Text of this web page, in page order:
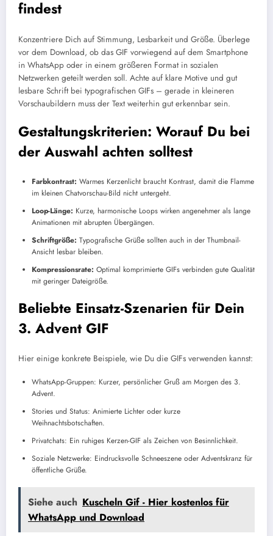
findest
Konzentriere Dich auf Stimmung, Lesbarkeit und Größe. Überlege
vor dem Download, ob das GIF vorwiegend auf dem Smartphone
in WhatsApp oder in einem größeren Format in sozialen
Netzwerken geteilt werden soll. Achte auf klare Motive und gut
lesbare Schrift bei typografischen GIFs – gerade in kleineren
Vorschaubildern muss der Text weiterhin gut erkennbar sein.
Gestaltungskriterien: Worauf Du bei
der Auswahl achten solltest
Farbkontrast: Warmes Kerzenlicht braucht Kontrast, damit die Flamme
im kleinen Chatvorschau-Bild nicht untergeht.
Loop-Länge: Kurze, harmonische Loops wirken angenehmer als lange
Animationen mit abrupten Übergängen.
Schriftgröße: Typografische Grüße sollten auch in der Thumbnail-
Ansicht lesbar bleiben.
Kompressionsrate: Optimal komprimierte GIFs verbinden gute Qualität
mit geringer Dateigröße.
Beliebte Einsatz-Szenarien für Dein
3. Advent GIF
Hier einige konkrete Beispiele, wie Du die GIFs verwenden kannst:
WhatsApp-Gruppen: Kurzer, persönlicher Gruß am Morgen des 3.
Advent.
Stories und Status: Animierte Lichter oder kurze
Weihnachtsbotschaften.
Privatchats: Ein ruhiges Kerzen-GIF als Zeichen von Besinnlichkeit.
Soziale Netzwerke: Eindrucksvolle Schneeszene oder Adventskranz für
öffentliche Grüße.
Siehe auch Kuscheln Gif - Hier kostenlos für
WhatsApp und Download